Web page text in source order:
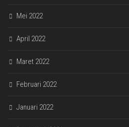
Mei 2022
April 2022
Maret 2022
Februari 2022
Januari 2022